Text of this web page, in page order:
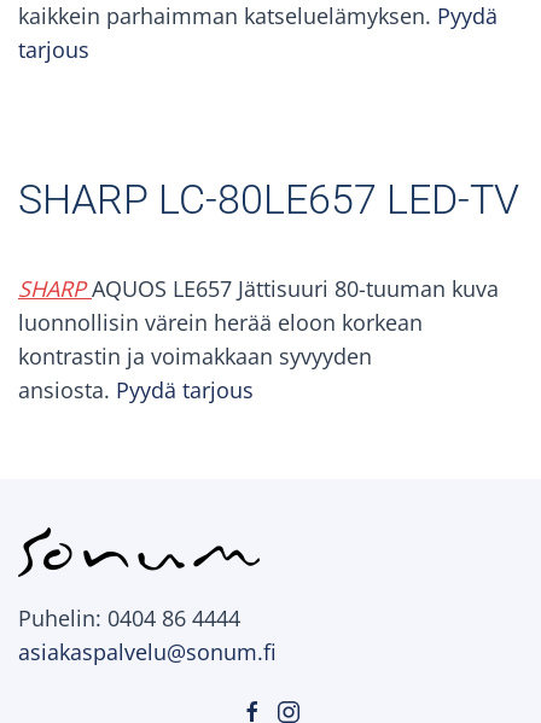
kaikkein parhaimman katseluelämyksen. Pyydä
tarjous
SHARP LC-80LE657 LED-TV
SHARPAQUOS LE657 Jättisuuri 80-tuuman kuva
luonnollisin värein herää eloon korkean
kontrastin ja voimakkaan syvyyden
ansiosta. Pyydä tarjous
Puhelin: 0404 86 4444
asiakaspalvelu@sonum.fi